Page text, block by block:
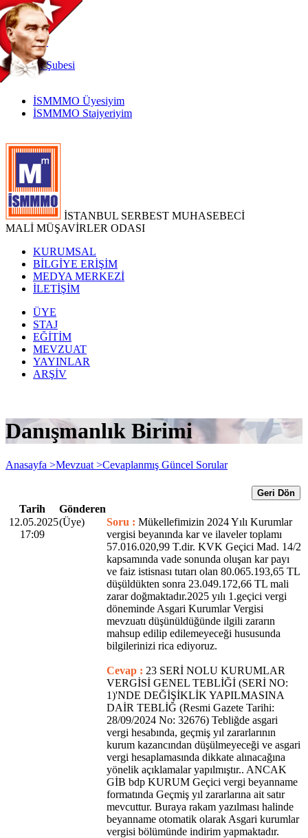
TR
|
EN
İnternetŞubesi
İSMMMO Üyesiyim
İSMMMO Stajyeriyim
İSTANBUL SERBEST MUHASEBECİ
MALİ MÜŞAVİRLER ODASI
KURUMSAL
BİLGİYE ERİŞİM
MEDYA MERKEZİ
İLETİŞİM
ÜYE
STAJ
EĞİTİM
MEVZUAT
YAYINLAR
ARŞİV
Danışmanlık Birimi
Anasayfa >Mevzuat >Cevaplanmış Güncel Sorular
Geri Dön
Tarih
Gönderen
12.05.2025
17:09
(Üye) Soru : Mükellefimizin 2024 Yılı Kurumlar
vergisi beyanında kar ve ilaveler toplamı
57.016.020,99 T.dir. KVK Geçici Mad. 14/2
kapsamında vade sonunda oluşan kar payı
ve faiz istisnası tutarı olan 80.065.193,65 TL
düşüldükten sonra 23.049.172,66 TL mali
zarar doğmaktadır.2025 yılı 1.geçici vergi
döneminde Asgari Kurumlar Vergisi
mevzuatı düşünüldüğünde ilgili zararın
mahsup edilip edilemeyeceği hususunda
bilgilerinizi rica ediyoruz.
Cevap : 23 SERİ NOLU KURUMLAR
VERGİSİ GENEL TEBLİĞİ (SERİ NO:
1)'NDE DEĞİŞİKLİK YAPILMASINA
DAİR TEBLİĞ (Resmi Gazete Tarihi:
28/09/2024 No: 32676) Tebliğde asgari
vergi hesabında, geçmiş yıl zararlarının
kurum kazancından düşülmeyeceği ve asgari
vergi hesaplamasında dikkate alınacağına
yönelik açıklamalar yapılmıştır.. ANCAK
GİB bdp KURUM Geçici vergi beyanname
formatında Geçmiş yıl zararlarına ait satır
mevcuttur. Buraya rakam yazılması halinde
beyanname otomatik olarak Asgari kurumlar
vergisi bölümünde indirim yapmaktadır.